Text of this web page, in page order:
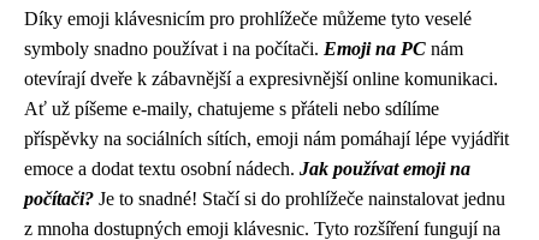
Díky emoji klávesnicím pro prohlížeče můžeme tyto veselé
symboly snadno používat i na počítači. Emoji na PC nám
otevírají dveře k zábavnější a expresivnější online komunikaci.
Ať už píšeme e-maily, chatujeme s přáteli nebo sdílíme
příspěvky na sociálních sítích, emoji nám pomáhají lépe vyjádřit
emoce a dodat textu osobní nádech. Jak používat emoji na
počítači? Je to snadné! Stačí si do prohlížeče nainstalovat jednu
z mnoha dostupných emoji klávesnic. Tyto rozšíření fungují na